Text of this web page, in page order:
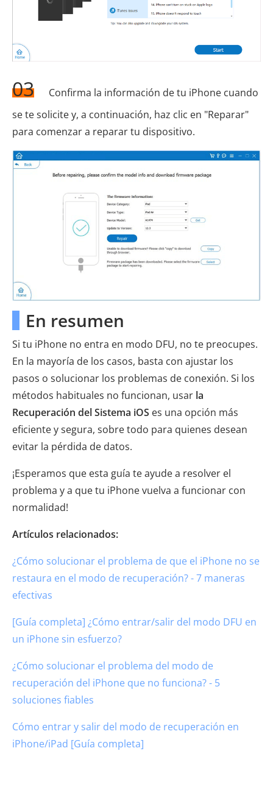
03
Confirma la información de tu iPhone cuando
se te solicite y, a continuación, haz clic en "Reparar"
para comenzar a reparar tu dispositivo.
En resumen
Si tu iPhone no entra en modo DFU, no te preocupes.
En la mayoría de los casos, basta con ajustar los
pasos o solucionar los problemas de conexión. Si los
métodos habituales no funcionan, usar la
Recuperación del Sistema iOS es una opción más
eficiente y segura, sobre todo para quienes desean
evitar la pérdida de datos.
¡Esperamos que esta guía te ayude a resolver el
problema y a que tu iPhone vuelva a funcionar con
normalidad!
Artículos relacionados:
¿Cómo solucionar el problema de que el iPhone no se
restaura en el modo de recuperación? - 7 maneras
efectivas
[Guía completa] ¿Cómo entrar/salir del modo DFU en
un iPhone sin esfuerzo?
¿Cómo solucionar el problema del modo de
recuperación del iPhone que no funciona? - 5
soluciones fiables
Cómo entrar y salir del modo de recuperación en
iPhone/iPad [Guía completa]